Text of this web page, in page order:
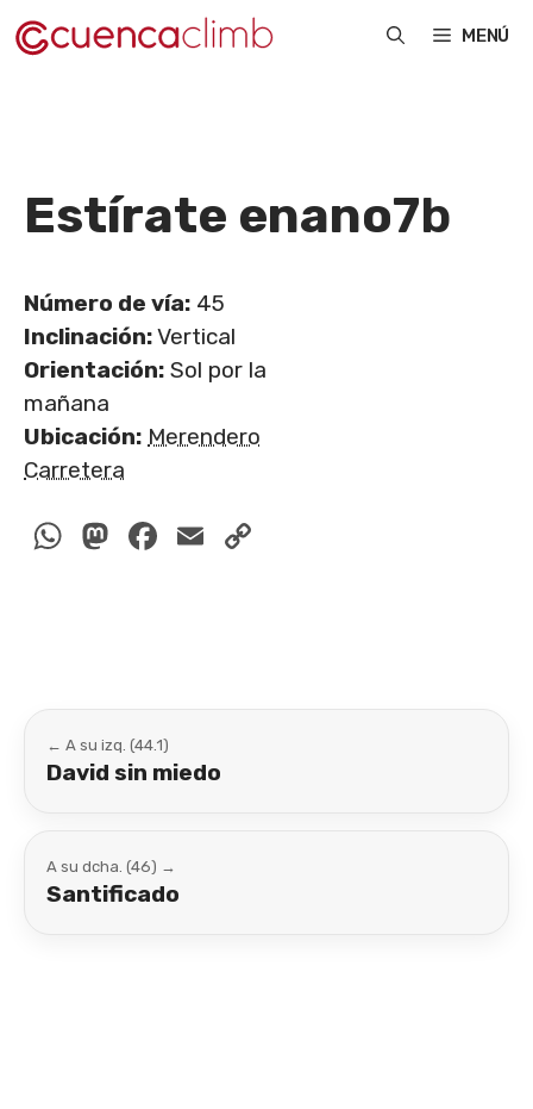
Saltar
al
MENÚ
Estírate enano7b
Número de vía: 45
Inclinación:Vertical
Orientación: Sol por la
mañana
Ubicación: Merendero
Carretera
WhatsApp
Mastodon
Facebook
Email
← A su izq. (44.1)
David sin miedo
A su dcha. (46) →
Santificado